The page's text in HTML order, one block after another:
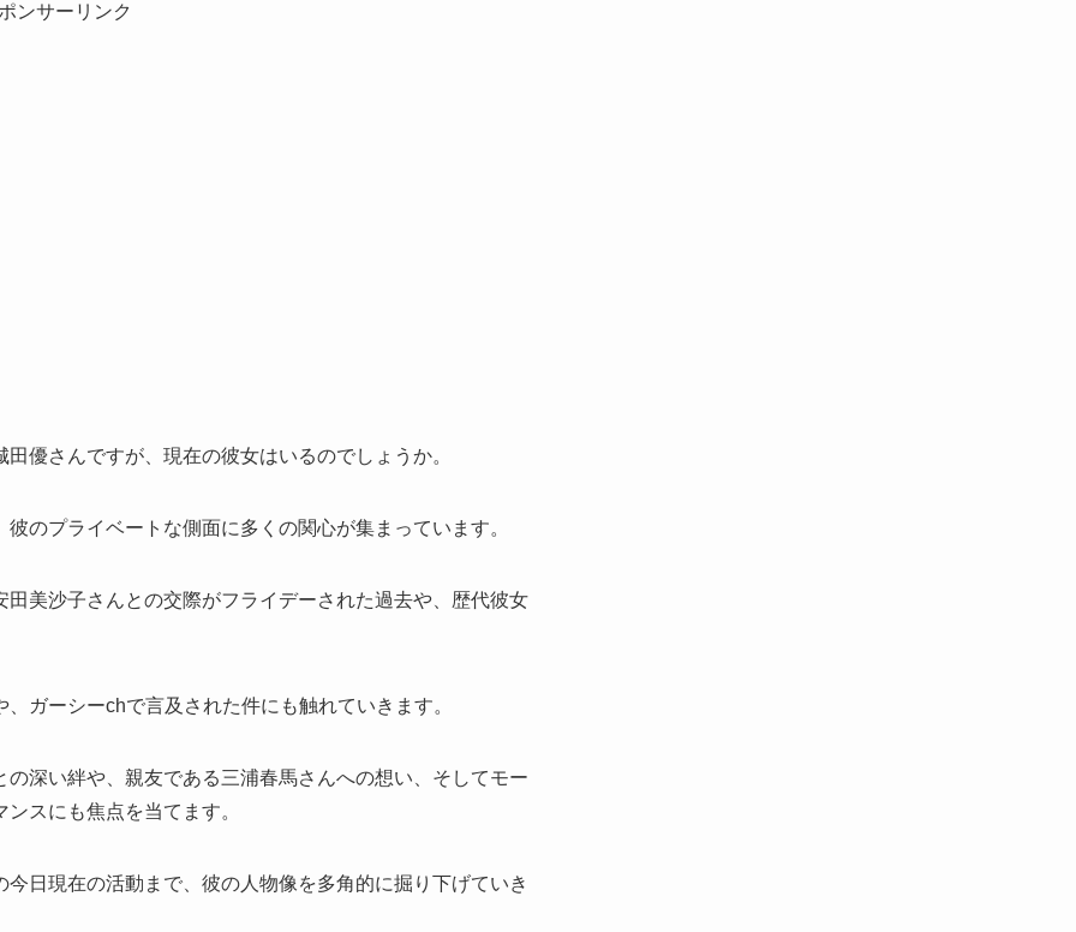
ンサーリンク
優さんですが、現在の彼女はいるのでしょうか。
のプライベートな側面に多くの関心が集まっています。
美沙子さんとの交際がフライデーされた過去や、歴代彼女
ガーシーchで言及された件にも触れていきます。
深い絆や、親友である三浦春馬さんへの想い、そしてモー
スにも焦点を当てます。
日現在の活動まで、彼の人物像を多角的に掘り下げていき